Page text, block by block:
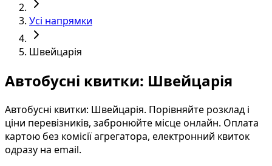
Усі напрямки
Швейцарія
Автобусні квитки: Швейцарія
Автобусні квитки: Швейцарія. Порівняйте розклад і
ціни перевізників, забронюйте місце онлайн. Оплата
картою без комісії агрегатора, електронний квиток
одразу на email.